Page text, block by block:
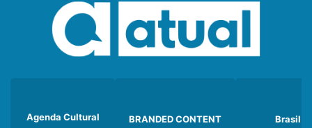
Agenda Cultural BRANDED CONTENT Brasil